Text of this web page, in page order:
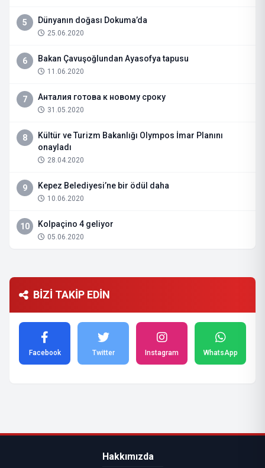
5 Dünyanın doğası Dokuma’da
25.06.2020
6 Bakan Çavuşoğlundan Ayasofya tapusu
11.06.2020
7 Анталия готова к новому сроку
31.05.2020
8
Kültür ve Turizm Bakanlığı Olympos İmar Planını
onayladı
28.04.2020
9 Kepez Belediyesi’ne bir ödül daha
10.06.2020
10 Kolpaçino 4 geliyor
05.06.2020
BİZİ TAKİP EDİN
Facebook Twitter Instagram WhatsApp
Hakkımızda